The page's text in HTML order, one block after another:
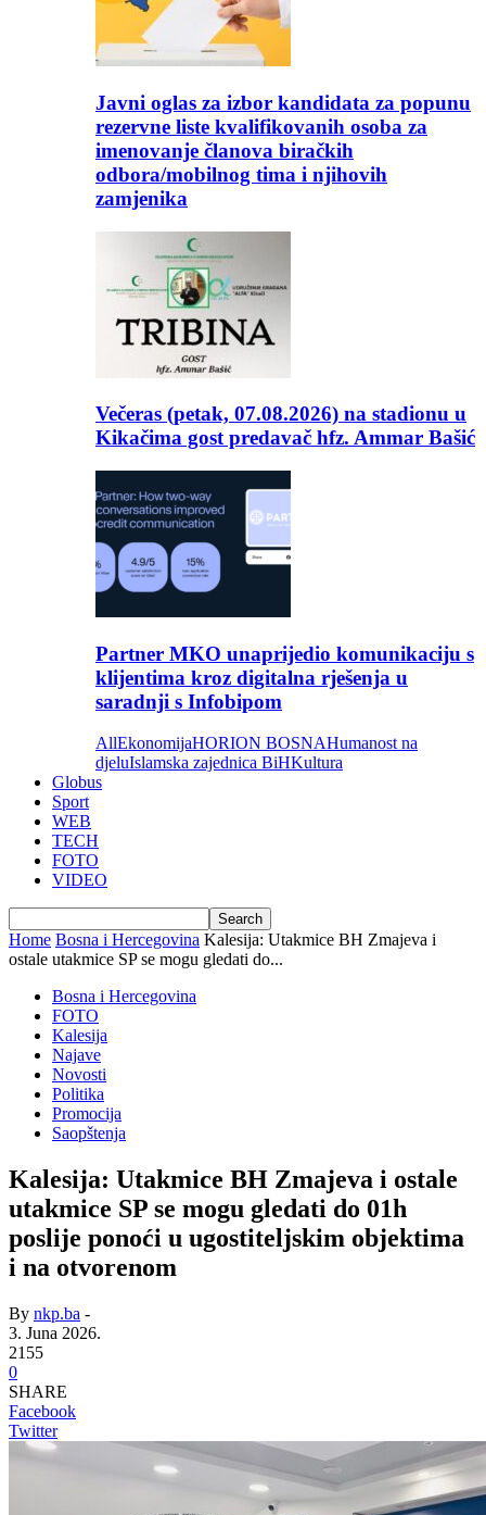
Javni oglas za izbor kandidata za popunu
rezervne liste kvalifikovanih osoba za
imenovanje članova biračkih
odbora/mobilnog tima i njihovih
zamjenika
Večeras (petak, 07.08.2026) na stadionu u
Kikačima gost predavač hfz. Ammar Bašić
Partner MKO unaprijedio komunikaciju s
klijentima kroz digitalna rješenja u
saradnji s Infobipom
AllEkonomijaHORION BOSNAHumanost na
djeluIslamska zajednica BiHKultura
Globus
Sport
WEB
TECH
FOTO
VIDEO
Home Bosna i Hercegovina Kalesija: Utakmice BH Zmajeva i
ostale utakmice SP se mogu gledati do...
Bosna i Hercegovina
FOTO
Kalesija
Najave
Novosti
Politika
Promocija
Saopštenja
Kalesija: Utakmice BH Zmajeva i ostale
utakmice SP se mogu gledati do 01h
poslije ponoći u ugostiteljskim objektima
i na otvorenom
By nkp.ba -
3. Juna 2026.
2155
0
SHARE
Facebook
Twitter